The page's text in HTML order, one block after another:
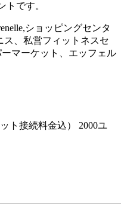
トです。
ショッピングセンタ
ス、私営フィットネスセ
マーケット、エッフェル
ト接続料金込） 2000ユ